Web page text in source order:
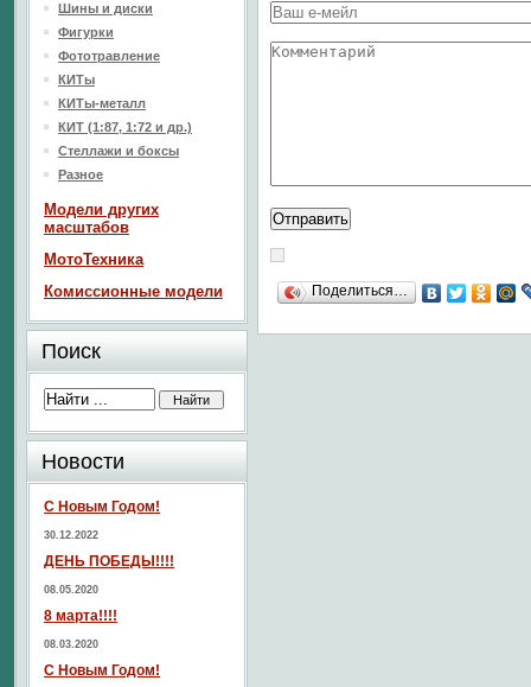
Поделиться…
Шины и диски
Фигурки
Фототравление
КИТы
КИТы-металл
КИТ (1:87, 1:72 и др.)
Стеллажи и боксы
Разное
Модели других
масштабов
МотоТехника
Комиссионные модели
Поиск
Новости
С Новым Годом!
30.12.2022
ДЕНЬ ПОБЕДЫ!!!!
08.05.2020
8 марта!!!!
08.03.2020
С Новым Годом!